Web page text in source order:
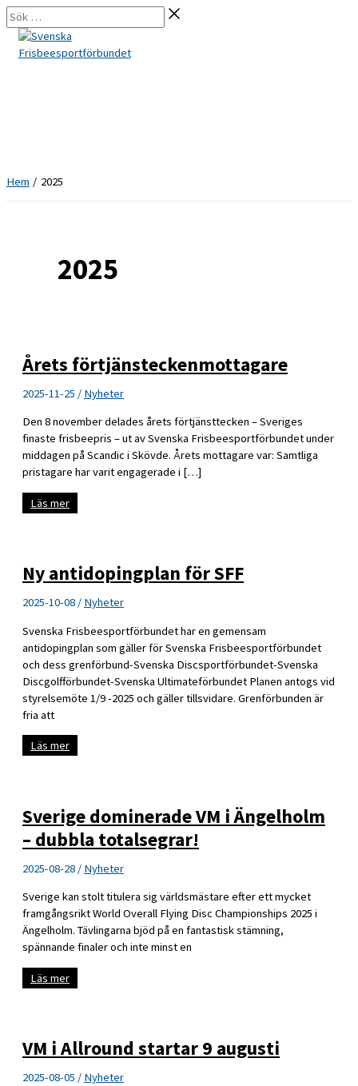
Hoppa
till
innehåll
Sök
…
Hem 2025
2025
Årets förtjänsteckenmottagare
2025-11-25 / Nyheter
Den 8 november delades årets förtjänsttecken – Sveriges
finaste frisbeepris – ut av Svenska Frisbeesportförbundet under
middagen på Scandic i Skövde. Årets mottagare var: Samtliga
pristagare har varit engagerade i […]
Årets
förtjänsteckenmottagare
Läs mer
Ny antidopingplan för SFF
2025-10-08 / Nyheter
Svenska Frisbeesportförbundet har en gemensam
antidopingplan som gäller för Svenska Frisbeesportförbundet
och dess grenförbund-Svenska Discsportförbundet-Svenska
Discgolfförbundet-Svenska Ultimateförbundet Planen antogs vid
styrelsemöte 1/9 -2025 och gäller tillsvidare. Grenförbunden är
fria att
Ny
antidopingplan
Läs mer
Sverige dominerade VM i Ängelholm
– dubbla totalsegrar!
2025-08-28 / Nyheter
Sverige kan stolt titulera sig världsmästare efter ett mycket
framgångsrikt World Overall Flying Disc Championships 2025 i
Ängelholm. Tävlingarna bjöd på en fantastisk stämning,
spännande finaler och inte minst en
Sverige
dominerade
dubbla
totalsegrar!
Läs mer
VM i Allround startar 9 augusti
2025-08-05 / Nyheter